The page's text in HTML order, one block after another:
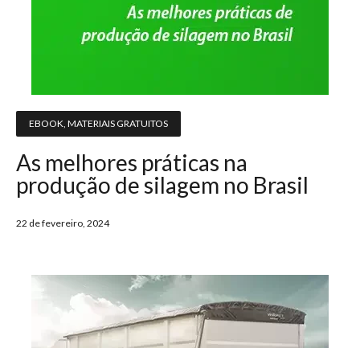
EBOOK MATERIAIS GRATUITOS
As melhores práticas na
produção de silagem no Brasil
22 de fevereiro, 2024